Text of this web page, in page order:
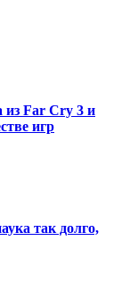
из Far Cry 3 и
игр
так долго,